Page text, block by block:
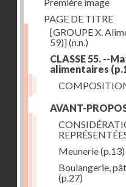
PAGE DE TITRE
[GROUPE X.
59)](n.n.)
CLASSE 55. --
alimentaires
AVANT-
Meunerie(p.13)
Boulangerie,
(p.27)